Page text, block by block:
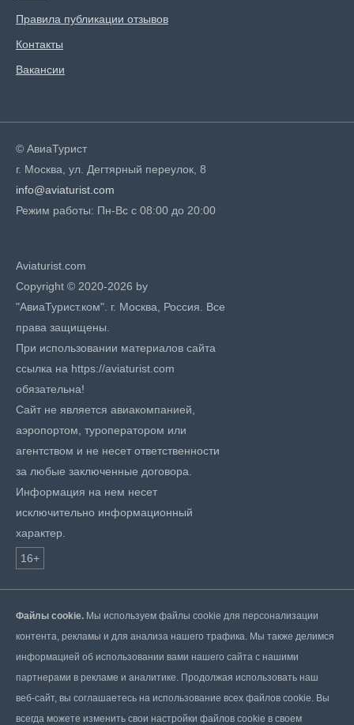
Правила публикации отзывов
Контакты
Вакансии
© АвиаТурист
г. Москва, ул. Дегтярный переулок, 8
info@aviaturist.com
Режим работы: Пн-Вс с 08:00 до 20:00
Aviaturist.com
Copyright © 2020-2026 by
"АвиаТурист.ком". г. Москва, Россия. Все
права защищены.
При использовании материалов сайта
ссылка на https://aviaturist.com
обязательна!
Сайт не является авиакомпанией,
аэропортом, туроператором или
агентством и не несет ответственности
за любые заключенные договора.
Информация на нем несет
исключительно информационный
характер.
16+
Файлы cookie. Мы используем файлы cookie для персонализации
контента, рекламы и для анализа нашего трафика. Мы также делимся
информацией об использовании вами нашего сайта с нашими
партнерами в рекламе и аналитике. Продолжая использовать наш
веб-сайт, вы соглашаетесь на использование всех файлов cookie. Вы
всегда можете изменить свои настройки файлов cookie в своем